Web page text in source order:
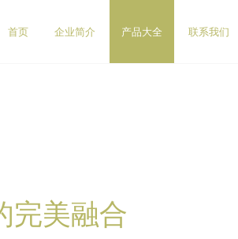
首页 企业简介 产品大全 联系我们
完美融合